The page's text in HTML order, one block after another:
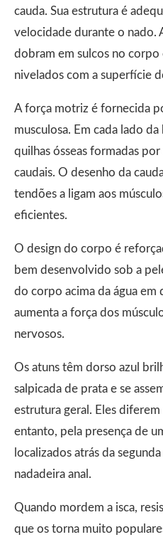
cauda. Sua estrutura é
velocidade durante o nado.
dobram em sulcos no corpo
nivelados com a superfície
A força motriz é fornecida
musculosa. Em cada lado
quilhas ósseas formadas
caudais. O desenho da
tendões a ligam aos
eficientes.
O design do corpo é
bem desenvolvido sob a
do corpo acima da água em
aumenta a força dos
nervosos.
Os atuns têm dorso azul
salpicada de prata e se
estrutura geral. Eles
entanto, pela presença de
localizados atrás da
nadadeira anal.
Quando mordem a isca,
que os torna muito